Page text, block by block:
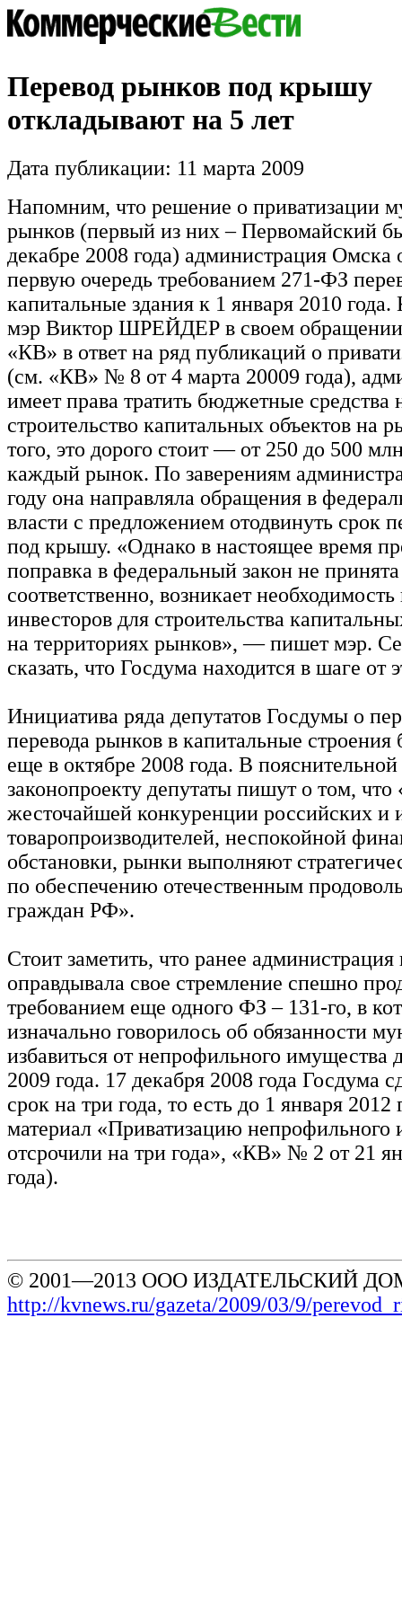
Перевод рынков под крышу
откладывают на 5 лет
Дата публикации: 11 марта 2009
Напомним, что решение о приватизации
рынков (первый из них – Первомайский
декабре 2008 года) администрация Омска
первую очередь требованием 271-ФЗ
капитальные здания к 1 января 2010
мэр Виктор ШРЕЙДЕР в своем
«КВ» в ответ на ряд публикаций о
(см. «КВ» № 8 от 4 марта 20009 года),
имеет права тратить бюджетные средства
строительство капитальных объектов на
того, это дорого стоит — от 250 до 500
каждый рынок. По заверениям
году она направляла обращения в
власти с предложением отодвинуть срок
под крышу. «Однако в настоящее время
поправка в федеральный закон не
соответственно, возникает
инвесторов для строительства
на территориях рынков», — пишет мэр.
сказать, что Госдума находится в шаге от
Инициатива ряда депутатов Госдумы о
перевода рынков в капитальные строения
еще в октябре 2008 года. В пояснительной
законопроекту депутаты пишут о том, что
жесточайшей конкуренции российских и
товаропроизводителей, неспокойной
обстановки, рынки выполняют
по обеспечению отечественным
граждан РФ».
Стоит заметить, что ранее администрация
оправдывала свое стремление спешно
требованием еще одного ФЗ – 131-го, в
изначально говорилось об обязанности
избавиться от непрофильного имущества
2009 года. 17 декабря 2008 года Госдума
срок на три года, то есть до 1 января 2012
материал «Приватизацию непрофильного
отсрочили на три года», «КВ» № 2 от 21
года).
© 2001—2013 ООО ИЗДАТЕЛЬСКИЙ
http://kvnews.ru/gazeta/2009/03/9/